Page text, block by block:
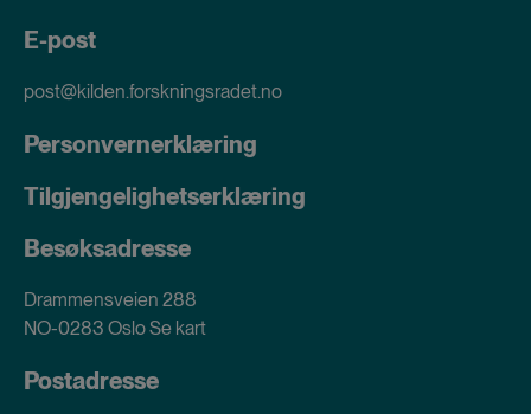
E-post
post@kilden.forskningsradet.no
Personvernerklæring
Tilgjengelighetserklæring
Besøksadresse
Drammensveien 288
NO-0283 OsloSe kart
Postadresse